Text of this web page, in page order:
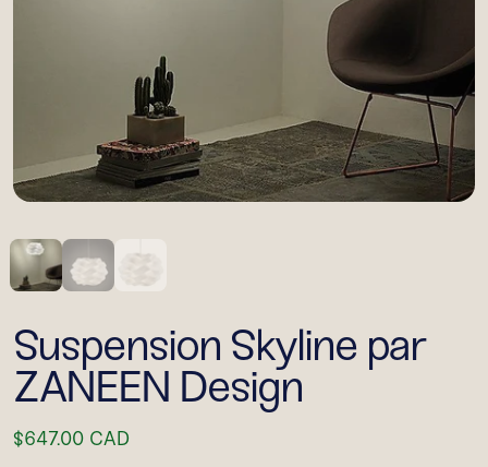
Suspension Skyline par
ZANEEN Design
$647.00 CAD